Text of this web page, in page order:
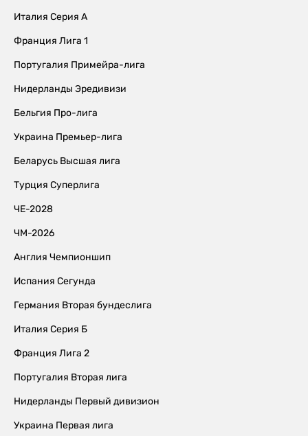
Италия Серия А
Франция Лига 1
Португалия Примейра-лига
Нидерланды Эредивизи
Бельгия Про-лига
Украина Премьер-лига
Беларусь Высшая лига
Турция Суперлига
ЧЕ-2028
ЧМ-2026
Англия Чемпионшип
Испания Сегунда
Германия Вторая бундеслига
Италия Серия Б
Франция Лига 2
Португалия Вторая лига
Нидерланды Первый дивизион
Украина Первая лига